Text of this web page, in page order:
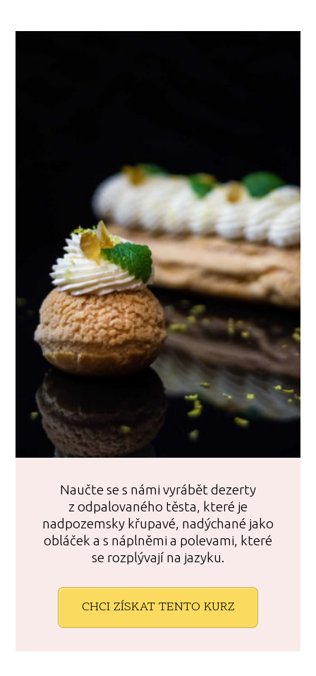
Naučte se s námi vyrábět dezerty
z odpalovaného těsta, které je
nadpozemsky křupavé, nadýchané jako
obláček a s náplněmi a polevami, které
se rozplývají na jazyku.
CHCI ZÍSKAT TENTO KURZ